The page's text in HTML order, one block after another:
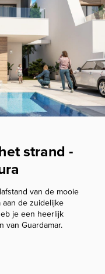
strand -
van de mooie
aan de zuidelijke
je een heerlijk
van Guardamar.